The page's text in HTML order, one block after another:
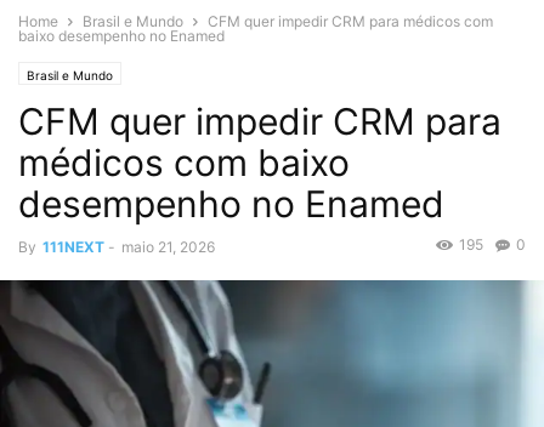
Home Brasil e Mundo
CFM quer impedir CRM para médicos com
baixo desempenho no Enamed
Brasil e Mundo
CFM quer impedir CRM para
médicos com baixo
desempenho no Enamed
By 111NEXT - maio 21, 2026 0
195